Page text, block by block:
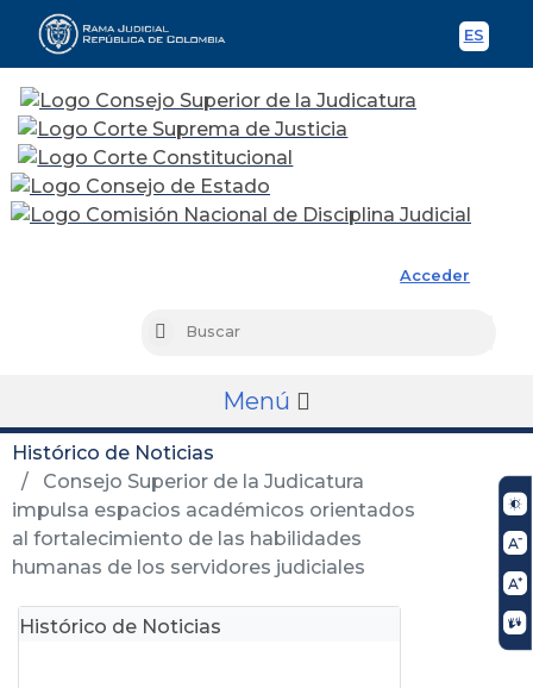
ES
Acceder
Buscar
Menú
Histórico de Noticias
Consejo Superior de la Judicatura
impulsa espacios académicos orientados
al fortalecimiento de las habilidades
humanas de los servidores judiciales
Histórico de Noticias